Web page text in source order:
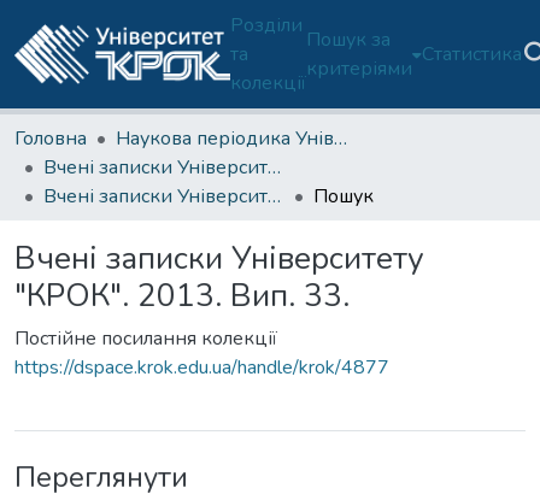
Розділи
та
колекції
Пошук за
критеріями
Статистика
Головна
Наукова періодика Університету
Вчені записки Університету "КРОК"
Вчені записки Університету "КРОК". 2013. Вип. 33.
Пошук
Вчені записки Університету
"КРОК". 2013. Вип. 33.
Постійне посилання колекції
https://dspace.krok.edu.ua/handle/krok/4877
Переглянути